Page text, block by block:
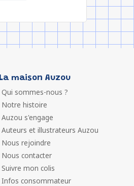
La maison Auzou
Qui sommes-nous ?
Notre histoire
Auzou s'engage
Auteurs et illustrateurs Auzou
Nous rejoindre
Nous contacter
Suivre mon colis
Infos consommateur